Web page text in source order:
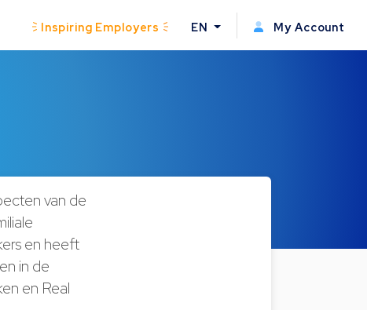
Inspiring Employers EN My Account
van de
en heeft
in de
en Real